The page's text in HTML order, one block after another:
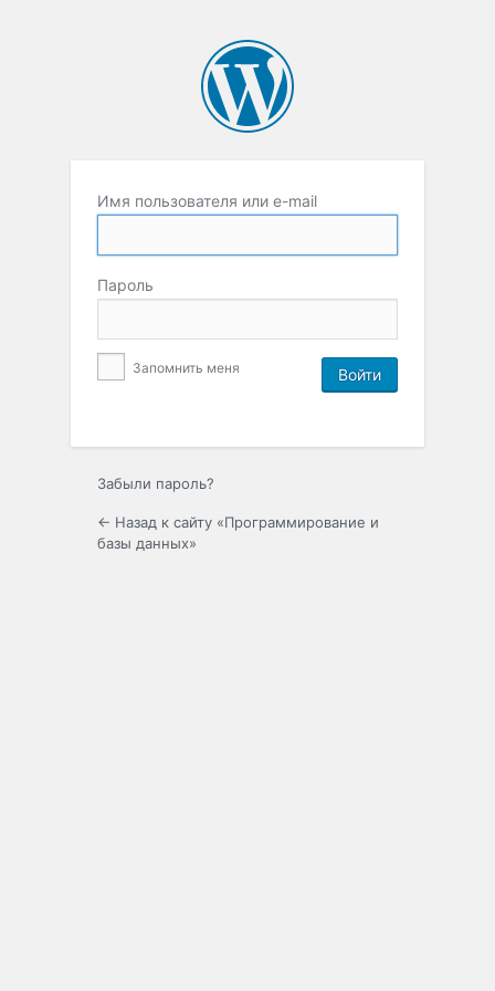
Имя пользователя или e-mail
Пароль
Запомнить меня
Забыли пароль?
← Назад к сайту «Программирование и
базы данных»